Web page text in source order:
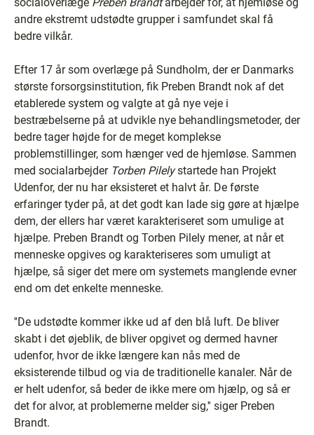
andre ekstremt udstødte grupper i samfundet skal få
bedre vilkår.
Efter 17 år som overlæge på Sundholm, der er Danmarks
største forsorgsinstitution, fik Preben Brandt nok af det
etablerede system og valgte at gå nye veje i
bestræbelserne på at udvikle nye behandlingsmetoder, der
bedre tager højde for de meget komplekse
problemstillinger, som hænger ved de hjemløse. Sammen
med socialarbejder Torben Pilelystartede han Projekt
Udenfor, der nu har eksisteret et halvt år. De første
erfaringer tyder på, at det godt kan lade sig gøre at hjælpe
dem, der ellers har været karakteriseret som umulige at
hjælpe. Preben Brandt og Torben Pilely mener, at når et
menneske opgives og karakteriseres som umuligt at
hjælpe, så siger det mere om systemets manglende evner
end om det enkelte menneske.
''De udstødte kommer ikke ud af den blå luft. De bliver
skabt i det øjeblik, de bliver opgivet og dermed havner
udenfor, hvor de ikke længere kan nås med de
eksisterende tilbud og via de traditionelle kanaler. Når de
er helt udenfor, så beder de ikke mere om hjælp, og så er
det for alvor, at problemerne melder sig,'' siger Preben
Brandt.